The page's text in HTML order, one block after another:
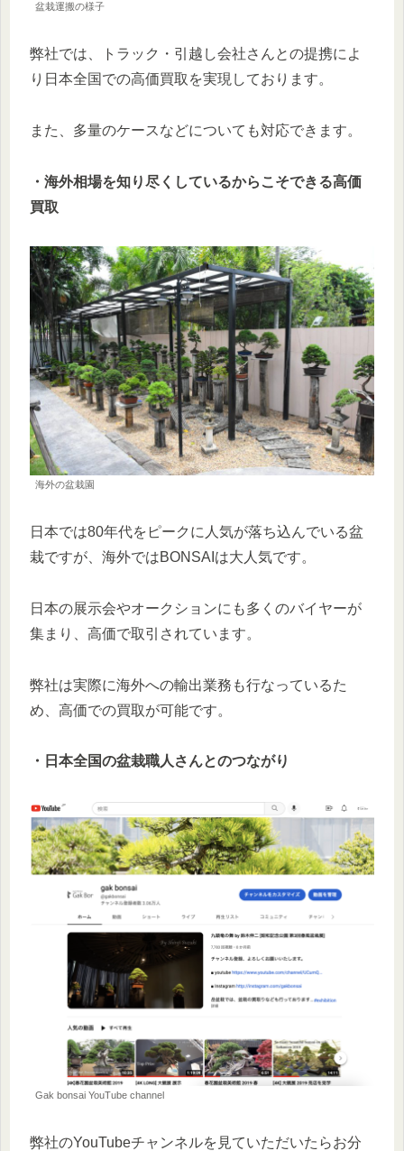
盆栽運搬の様子
弊社では、トラック・引越し会社さんとの提携によ
り日本全国での高価買取を実現しております。
また、多量のケースなどについても対応できます。
・海外相場を知り尽くしているからこそできる高価
買取
海外の盆栽園
日本では80年代をピークに人気が落ち込んでいる盆
栽ですが、海外ではBONSAIは大人気です。
日本の展示会やオークションにも多くのバイヤーが
集まり、高価で取引されています。
弊社は実際に海外への輸出業務も行なっているた
め、高価での買取が可能です。
・日本全国の盆栽職人さんとのつながり
Gak bonsai YouTube channel
弊社のYouTubeチャンネルを見ていただいたらお分